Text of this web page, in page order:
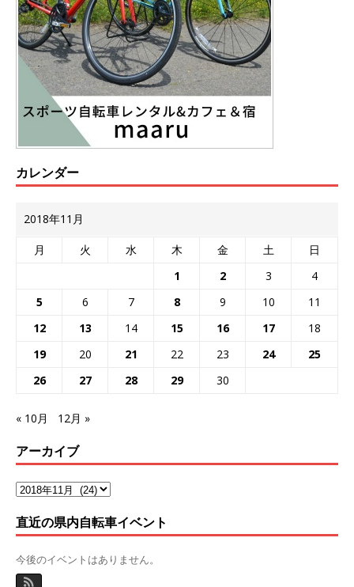
カレンダー
2018年11月
月 火 水 木 金 土
日
1
2 3
4
5
6 7 8 9 10
11
12
13 14 15 16 17
18
19
20 21 22 23 24
25
26
27 28 29 30
« 10月 12月 »
アーカイブ
直近の県内自転車イベント
今後のイベントはありません。